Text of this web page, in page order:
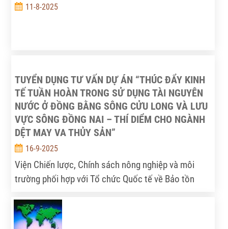
11-8-2025
TUYỂN DỤNG TƯ VẤN DỰ ÁN “THÚC ĐẨY KINH
TẾ TUẦN HOÀN TRONG SỬ DỤNG TÀI NGUYÊN
NƯỚC Ở ĐỒNG BẰNG SÔNG CỬU LONG VÀ LƯU
VỰC SÔNG ĐỒNG NAI – THÍ DIỂM CHO NGÀNH
DỆT MAY VA THỦY SẢN”
16-9-2025
Viện Chiến lược, Chính sách nông nghiệp và môi
trường phối hợp với Tổ chức Quốc tế về Bảo tồn
dự án “Thúc đẩy Kinh tế tuần hoàn trong sử dụng tài
nguyên nước ở Đồng bằng sông Cửu Long và Lưu